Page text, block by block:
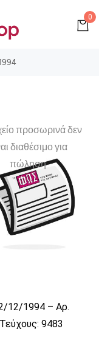
0
προσωρινά δεν
διαθέσιμο για
πώληση
12/1994 – Αρ.
Τεύχους: 9483